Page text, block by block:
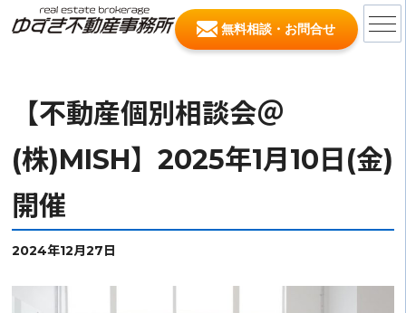
無料相談・お問合せ
【不動産個別相談会＠
(株)MISH】2025年1月10日(金)
開催
2024年12月27日